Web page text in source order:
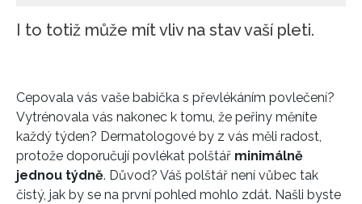
I to totiž může mít vliv na stav vaší pleti.
Cepovala vás vaše babička s převlékáním povlečení?
Vytrénovala vás nakonec k tomu, že peřiny měníte
každý týden? Dermatologové by z vás měli radost,
protože doporučují povlékat polštář minimálně
jednou týdně. Důvod? Váš polštář není vůbec tak
čistý, jak by se na první pohled mohlo zdát. Našli byste